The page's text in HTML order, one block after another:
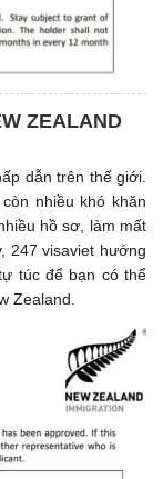
ZEALAND
dẫn trên thế giới.
nhiều khó khăn
hồ sơ, làm mất
247 visaviet hướng
túc để bạn có thể
Zealand.